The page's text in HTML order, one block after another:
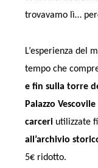
trovavamo lì…
L’esperienza del
tempo che
e fin sulla torre
Palazzo Vescovile
carceriutilizzate
all’archivio
5€ ridotto.